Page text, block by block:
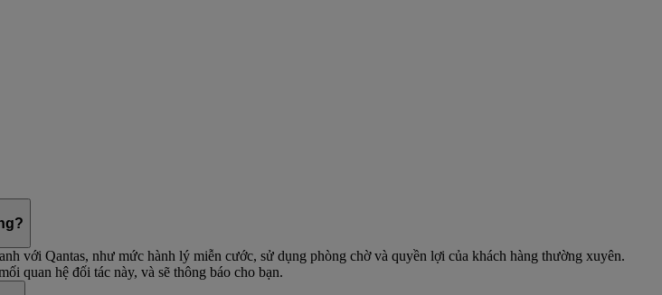
với Qantas, như mức hành lý miễn cước, sử dụng phòng chờ và quyền lợi của khách hàng thường xuyên.
quan hệ đối tác này, và sẽ thông báo cho bạn.